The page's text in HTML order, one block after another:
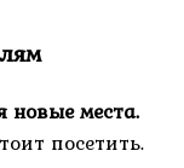
новые места.
посетить.